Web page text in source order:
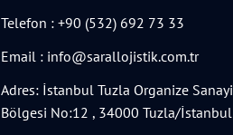
Telefon : +90 (532) 692 73 33
Email : info@sarallojistik.com.tr
Adres: İstanbul Tuzla Organize Sanayi
Bölgesi No:12 , 34000 Tuzla/İstanbul